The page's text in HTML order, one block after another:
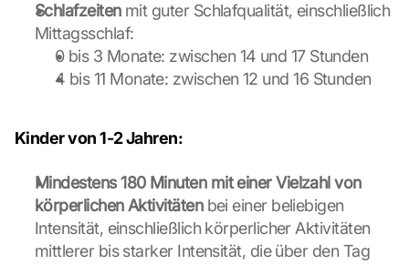
Schlafzeiten mit guter Schlafqualität, einschließlich
Mittagsschlaf:
0 bis 3 Monate: zwischen 14 und 17 Stunden
4 bis 11 Monate: zwischen 12 und 16 Stunden
Kinder von 1-2 Jahren:
Mindestens 180 Minuten mit einer Vielzahl von
körperlichen Aktivitäten bei einer beliebigen
Intensität, einschließlich körperlicher Aktivitäten
mittlerer bis starker Intensität, die über den Tag
t
h
e
l
d
g
o
f
t